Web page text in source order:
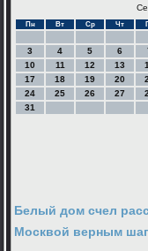
Пн Вт Ср Чт
3
4 5 6
10
11 12 13
17
18 19 20
24
25 26 27
31
Белый дом счел
Москвой верным